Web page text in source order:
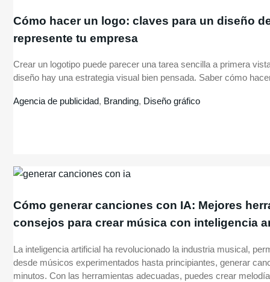
Cómo hacer un logo: claves para un diseño
represente tu empresa
Crear un logotipo puede parecer una tarea sencilla a primera
diseño hay una estrategia visual bien pensada. Saber cómo
Agencia de publicidad, Branding, Diseño gráfico
Cómo generar canciones con IA: Mejores
consejos para crear música con inteligencia
La inteligencia artificial ha revolucionado la industria musical,
desde músicos experimentados hasta principiantes, generar
minutos. Con las herramientas adecuadas, puedes crear